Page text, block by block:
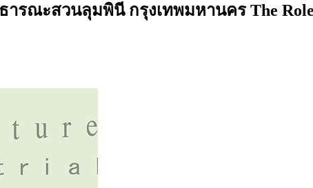
ณะสวนลุมพินี กรุงเทพมหานคร The Role